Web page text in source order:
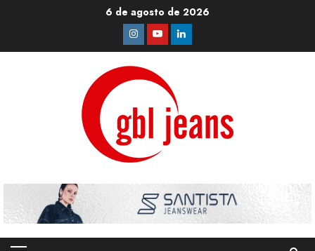
6 de agosto de 2026
Instagram
YoutubeLinkedin